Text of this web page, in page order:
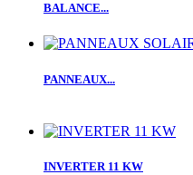
BALANCE...
PANNEAUX...
INVERTER 11 KW